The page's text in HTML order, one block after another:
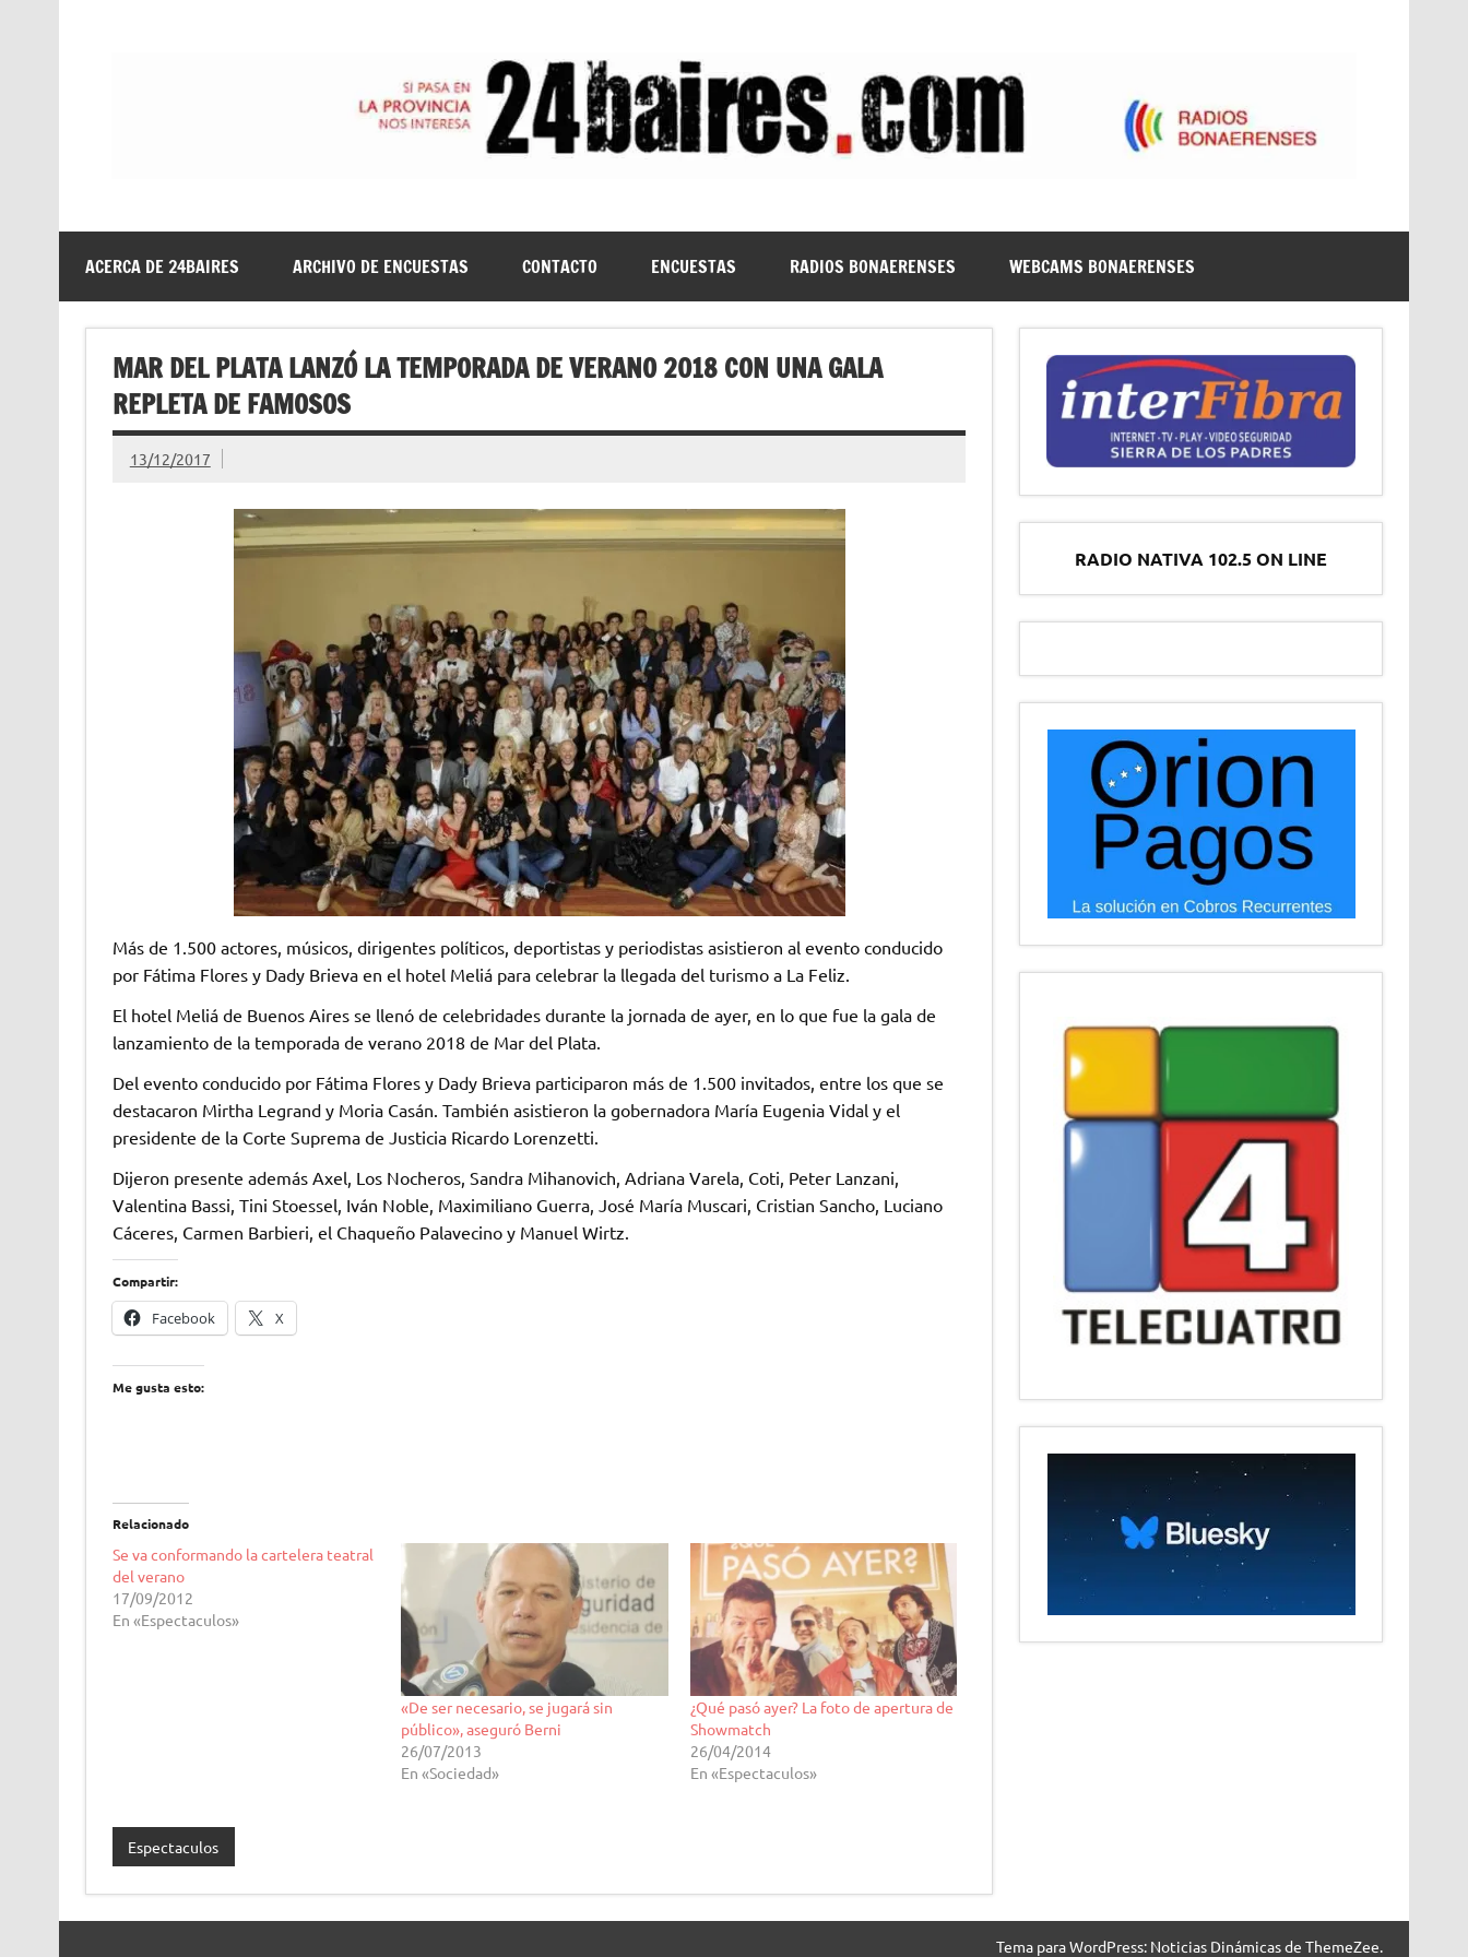
ACERCA DE 24BAIRES ARCHIVO DE ENCUESTAS CONTACTO ENCUESTAS RADIOS BONAERENSES WEBCAMS BONAERENSES
MAR DEL PLATA LANZÓ LA TEMPORADA DE VERANO 2018 CON UNA GALA
REPLETA DE FAMOSOS
13/12/2017
Más de 1.500 actores, músicos, dirigentes políticos, deportistas y periodistas asistieron al evento conducido
por Fátima Flores y Dady Brieva en el hotel Meliá para celebrar la llegada del turismo a La Feliz.
El hotel Meliá de Buenos Aires se llenó de celebridades durante la jornada de ayer, en lo que fue la gala de
lanzamiento de la temporada de verano 2018 de Mar del Plata.
Del evento conducido por Fátima Flores y Dady Brieva participaron más de 1.500 invitados, entre los que se
destacaron Mirtha Legrand y Moria Casán. También asistieron la gobernadora María Eugenia Vidal y el
presidente de la Corte Suprema de Justicia Ricardo Lorenzetti.
Dijeron presente además Axel, Los Nocheros, Sandra Mihanovich, Adriana Varela, Coti, Peter Lanzani,
Valentina Bassi, Tini Stoessel, Iván Noble, Maximiliano Guerra, José María Muscari, Cristian Sancho, Luciano
Cáceres, Carmen Barbieri, el Chaqueño Palavecino y Manuel Wirtz.
Compartir:
Facebook X
Me gusta esto:
Relacionado
Se va conformando la cartelera teatral
del verano
17/09/2012
En «Espectaculos»
«De ser necesario, se jugará sin
público», aseguró Berni
26/07/2013
En «Sociedad»
¿Qué pasó ayer? La foto de apertura de
Showmatch
26/04/2014
En «Espectaculos»
Espectaculos
RADIO NATIVA 102.5 ON LINE
Tema para WordPress: Noticias Dinámicas de ThemeZee.